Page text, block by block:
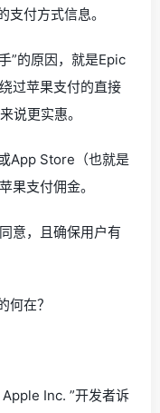
付方式信息。
”的原因，就是Epic
过苹果支付的直接
说更实惠。
App Store（也就是
果支付佣金。
意，且确保用户有
何在？
Inc. ”开发者诉